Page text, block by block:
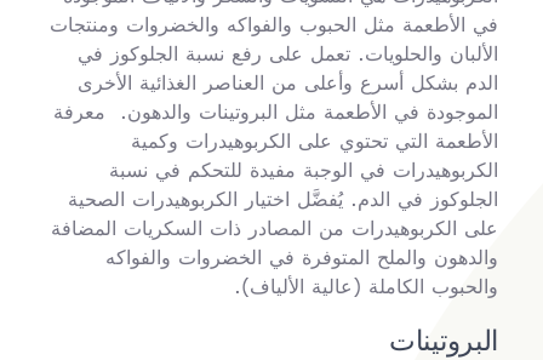
في الأطعمة مثل الحبوب والفواكه والخضروات ومنتجات
الألبان والحلويات. تعمل على رفع نسبة الجلوكوز في
الدم بشكل أسرع وأعلى من العناصر الغذائية الأخرى
الموجودة في الأطعمة مثل البروتينات والدهون. معرفة
الأطعمة التي تحتوي على الكربوهيدرات وكمية
الكربوهيدرات في الوجبة مفيدة للتحكم في نسبة
الجلوكوز في الدم. يُفضَّل اختيار الكربوهيدرات الصحية
على الكربوهيدرات من المصادر ذات السكريات المضافة
والدهون والملح المتوفرة في الخضروات والفواكه
والحبوب الكاملة (عالية الألياف).
البروتينات